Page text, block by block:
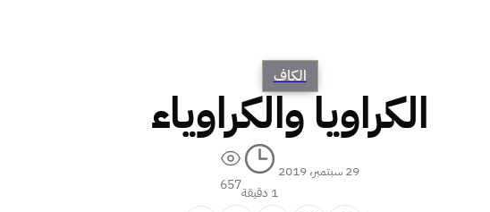
الكاف
الكراويا والكراوياء
29 سبتمبر، 2019
1 دقيقة
657